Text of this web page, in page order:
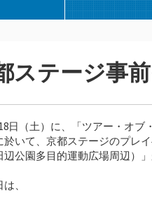
ステージ事
日（土）に、「ツアー・オ
於いて、京都ステージのプレ
辺公園多目的運動広場周辺）」
、